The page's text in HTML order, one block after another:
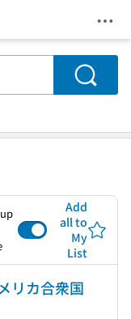
Search
Add
all to
My
List
リカ合衆国